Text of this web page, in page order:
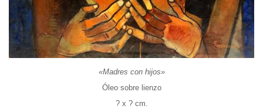
«Madres con hijos»
Óleo sobre lienzo
? x ? cm.